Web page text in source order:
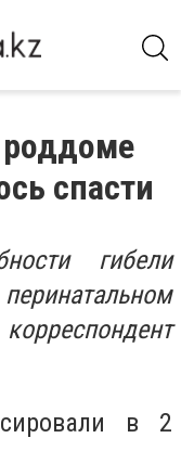
спасти
гибели
в 2